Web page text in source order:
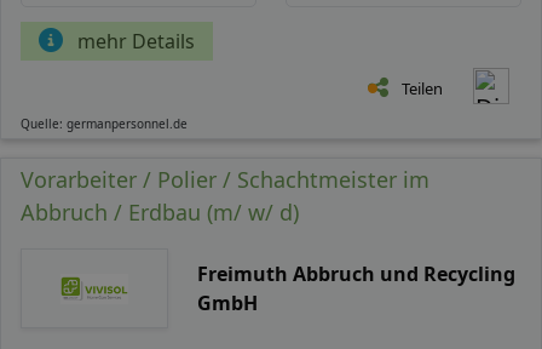
mehr Details
Teilen
Quelle: germanpersonnel.de
Vorarbeiter / Polier / Schachtmeister im
Abbruch / Erdbau (m/ w/ d)
Freimuth Abbruch und Recycling
GmbH